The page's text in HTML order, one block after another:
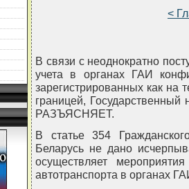
<
В связи с неоднократно
учета в органах ГАИ
зарегистрированных как на
границей, Государственный
РАЗЪЯСНЯЕТ.
В статье 354
Беларусь не дано
осуществляет
автотранспорта в органах